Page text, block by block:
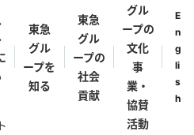
東急
グル
ープを
知る
東急
グル
ープの
社会
貢献
グル
ープの
文化
事
業・
協賛
活動
E
n
g
li
s
h